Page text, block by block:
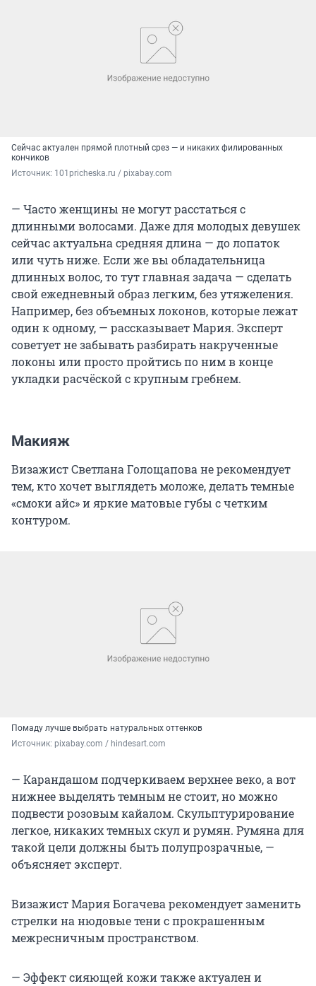
Сейчас актуален прямой плотный срез — и никаких филированных
кончиков
Источник: 101pricheska.ru / pixabay.com
— Часто женщины не могут расстаться с
длинными волосами. Даже для молодых девушек
сейчас актуальна средняя длина — до лопаток
или чуть ниже. Если же вы обладательница
длинных волос, то тут главная задача — сделать
свой ежедневный образ легким, без утяжеления.
Например, без объемных локонов, которые лежат
один к одному, — рассказывает Мария. Эксперт
советует не забывать разбирать накрученные
локоны или просто пройтись по ним в конце
укладки расчёской с крупным гребнем.
Макияж
Визажист Светлана Голощапова не рекомендует
тем, кто хочет выглядеть моложе, делать темные
«смоки айс» и яркие матовые губы с четким
контуром.
Помаду лучше выбрать натуральных оттенков
Источник: pixabay.com / hindesart.com
— Карандашом подчеркиваем верхнее веко, а вот
нижнее выделять темным не стоит, но можно
подвести розовым кайалом. Скульптурирование
легкое, никаких темных скул и румян. Румяна для
такой цели должны быть полупрозрачные, —
объясняет эксперт.
Визажист Мария Богачева рекомендует заменить
стрелки на нюдовые тени с прокрашенным
межресничным пространством.
— Эффект сияющей кожи также актуален и